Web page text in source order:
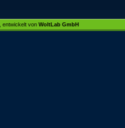
, entwickelt von WoltLab GmbH